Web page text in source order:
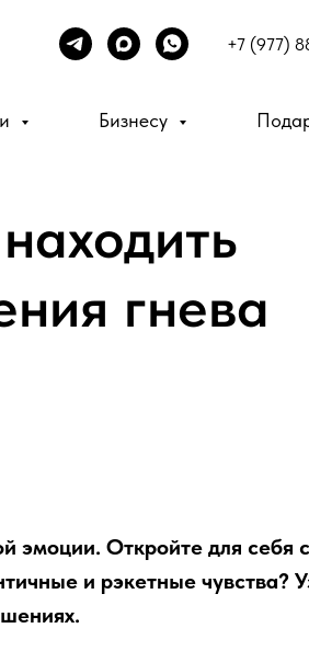
+7 (977)
Бизнесу
гнева
Откройте для себя
и рэкетные чувства?